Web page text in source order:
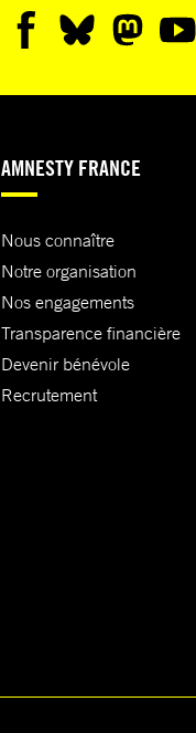
AMNESTY FRANCE
Nous connaître
Notre organisation
Nos engagements
Transparence financière
Devenir bénévole
Recrutement